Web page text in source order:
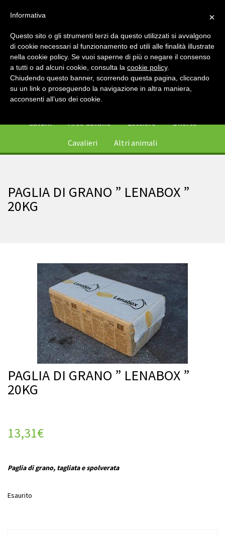
0
Cavalli Aree Cavallo Lettiere
Offerte
Cavalieri
Altri animali
PAGLIA DI GRANO ” LENABOX ”
20KG
PAGLIA DI GRANO ” LENABOX ”
20KG
13,31€
Paglia di grano, tagliata e spolverata
Esaurito
×
Informativa
Questo sito o gli strumenti terzi da questo utilizzati si avvalgono
di cookie necessari al funzionamento ed utili alle finalità illustrate
nella cookie policy. Se vuoi saperne di più o negare il consenso
a tutti o ad alcuni cookie, consulta la cookie policy.
Chiudendo questo banner, scorrendo questa pagina, cliccando
su un link o proseguendo la navigazione in altra maniera,
acconsenti all’uso dei cookie.